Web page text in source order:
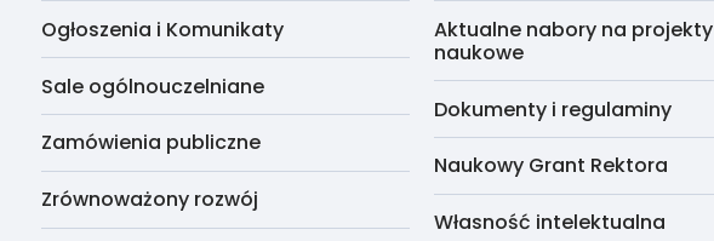
Ogłoszenia i Komunikaty
Sale ogólnouczelniane
Zamówienia publiczne
Zrównoważony rozwój
Aktualne nabory na projekty
naukowe
Dokumenty i regulaminy
Naukowy Grant Rektora
Własność intelektualna